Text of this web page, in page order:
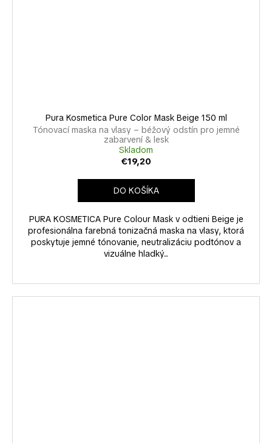
Pura Kosmetica Pure Color Mask Beige 150 ml
Tónovací maska na vlasy – béžový odstín pro jemné
zabarvení & lesk
Skladom
€19,20
DO KOŠÍKA
PURA KOSMETICA Pure Colour Mask v odtieni Beige je
profesionálna farebná tonizačná maska na vlasy, ktorá
poskytuje jemné tónovanie, neutralizáciu podtónov a
vizuálne hladký...